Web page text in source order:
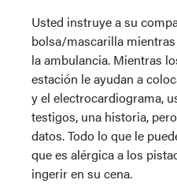
Usted instruye a su
bolsa/mascarilla
la ambulancia. Mientras
estación le ayudan a
y el electrocardiograma,
testigos, una historia,
datos. Todo lo que le
que es alérgica a los
ingerir en su cena.